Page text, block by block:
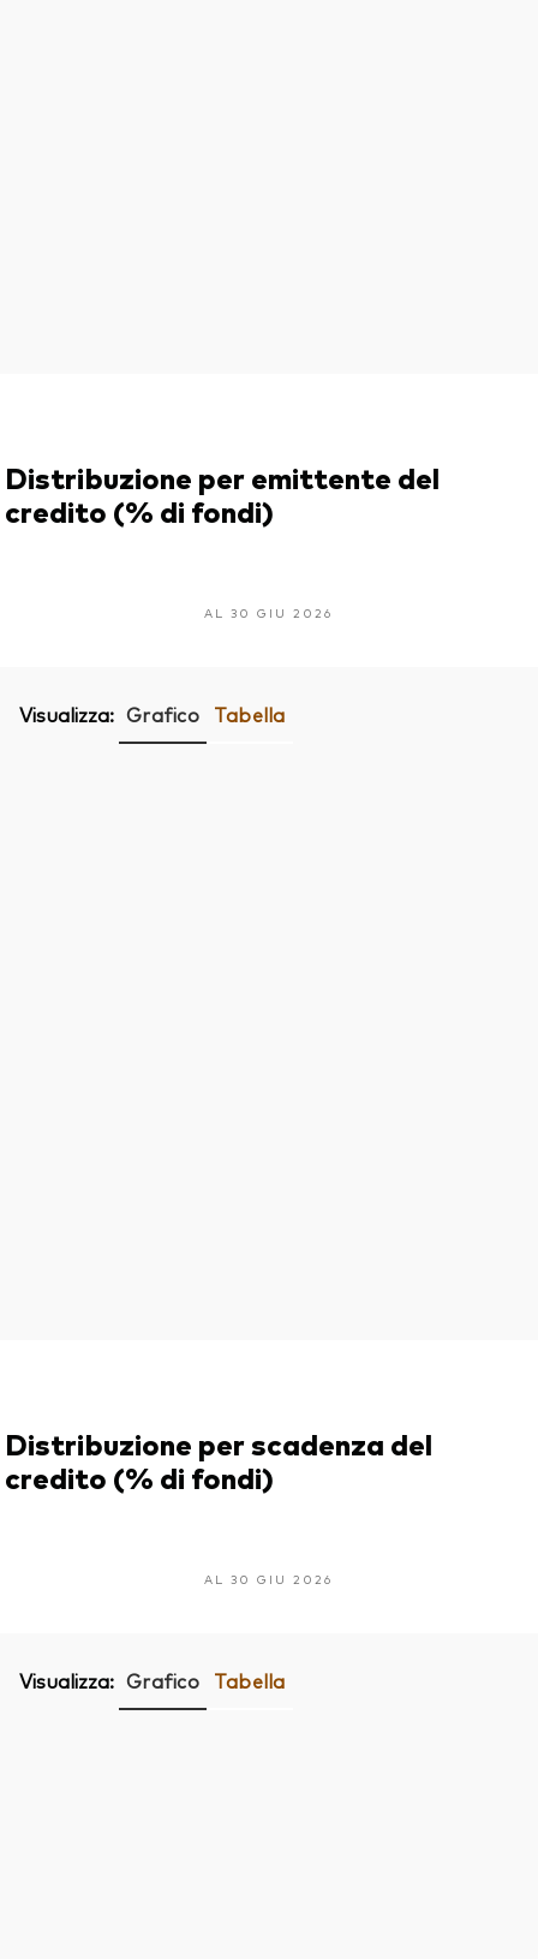
Distribuzione per emittente del
credito (% di fondi)
AL 30 GIU 2026
Visualizza: Grafico Tabella
Distribuzione per scadenza del
credito (% di fondi)
AL 30 GIU 2026
Visualizza: Grafico Tabella